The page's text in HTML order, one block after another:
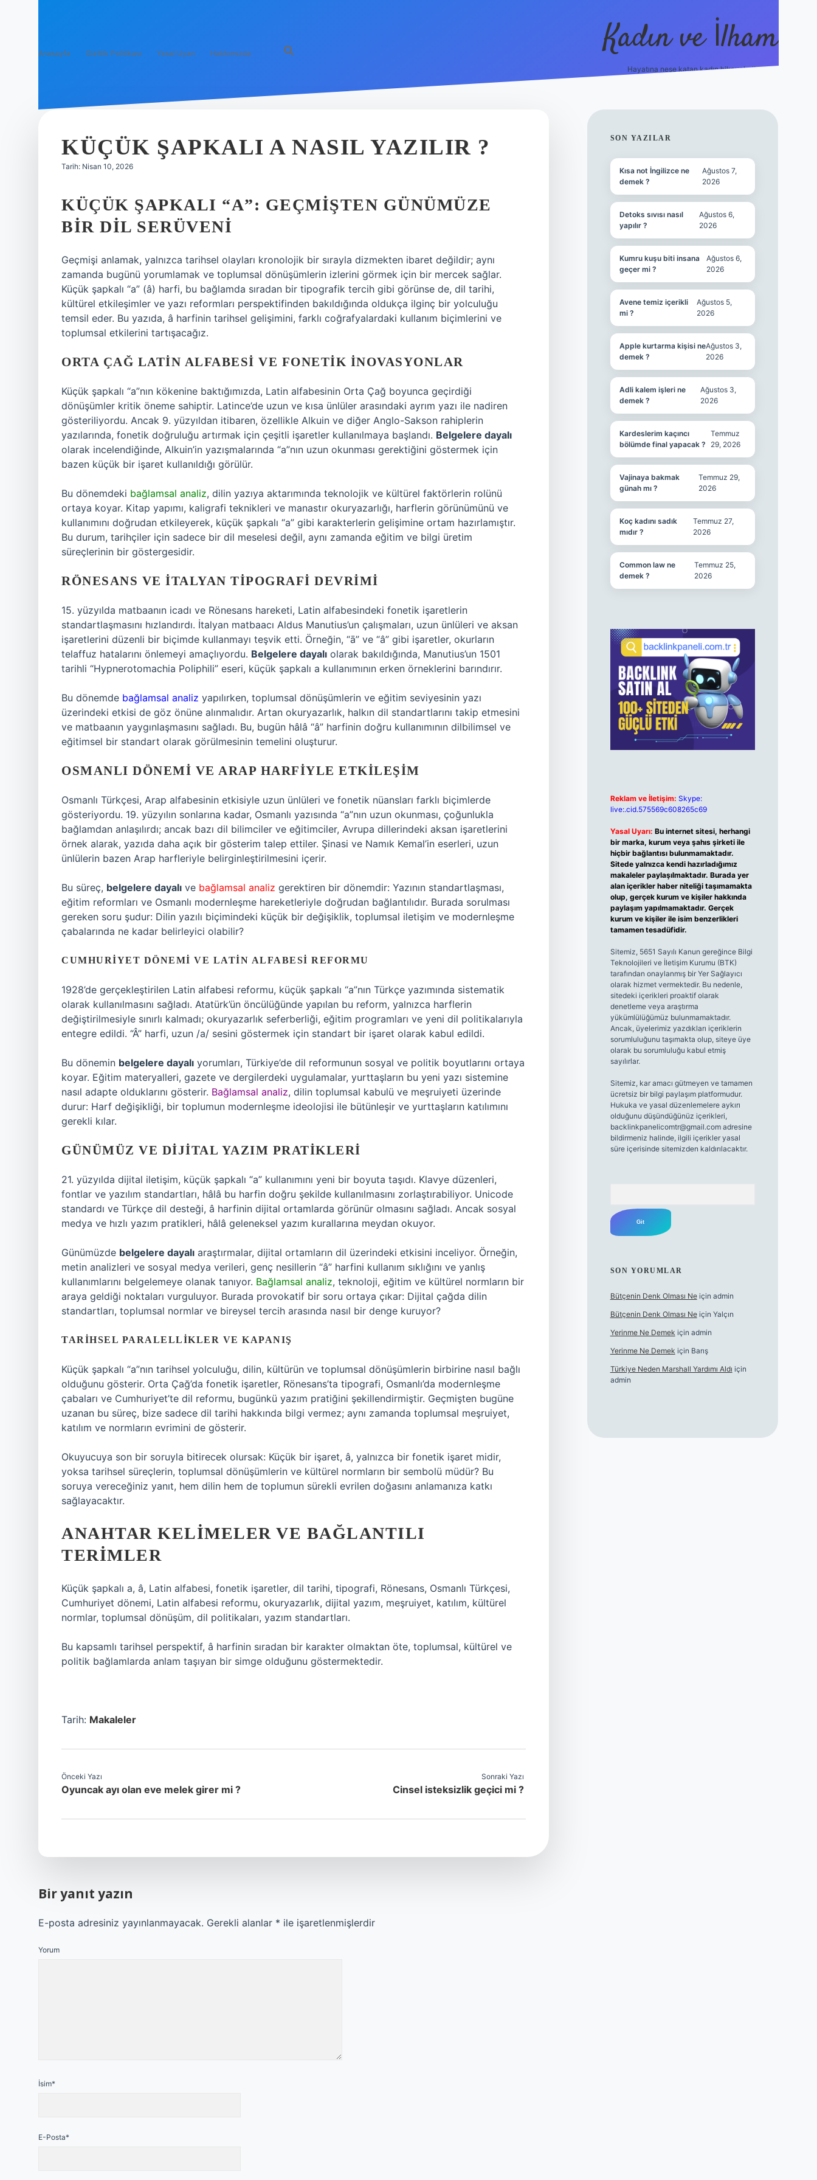
Anasayfa Gizlilik Politikası Yasal Uyarı Hakkımızda Kadın ve İlham
Hayatına neşe katan kadın hikayeleri!
KÜÇÜK ŞAPKALI A NASIL YAZILIR ?
Tarih: Nisan 10, 2026
KÜÇÜK ŞAPKALI “A”: GEÇMIŞTEN GÜNÜMÜZE
BIR DIL SERÜVENI
Geçmişi anlamak, yalnızca tarihsel olayları kronolojik bir sırayla dizmekten ibaret değildir; aynı
zamanda bugünü yorumlamak ve toplumsal dönüşümlerin izlerini görmek için bir mercek sağlar.
Küçük şapkalı “a” (â) harfi, bu bağlamda sıradan bir tipografik tercih gibi görünse de, dil tarihi,
kültürel etkileşimler ve yazı reformları perspektifinden bakıldığında oldukça ilginç bir yolculuğu
temsil eder. Bu yazıda, â harfinin tarihsel gelişimini, farklı coğrafyalardaki kullanım biçimlerini ve
toplumsal etkilerini tartışacağız.
ORTA ÇAĞ LATIN ALFABESI VE FONETIK İNOVASYONLAR
Küçük şapkalı “a”nın kökenine baktığımızda, Latin alfabesinin Orta Çağ boyunca geçirdiği
dönüşümler kritik öneme sahiptir. Latince’de uzun ve kısa ünlüler arasındaki ayrım yazı ile nadiren
gösteriliyordu. Ancak 9. yüzyıldan itibaren, özellikle Alkuin ve diğer Anglo-Sakson rahiplerin
yazılarında, fonetik doğruluğu artırmak için çeşitli işaretler kullanılmaya başlandı. Belgelere dayalı
olarak incelendiğinde, Alkuin’in yazışmalarında “a”nın uzun okunması gerektiğini göstermek için
bazen küçük bir işaret kullanıldığı görülür.
Bu dönemdeki bağlamsal analiz, dilin yazıya aktarımında teknolojik ve kültürel faktörlerin rolünü
ortaya koyar. Kitap yapımı, kaligrafi teknikleri ve manastır okuryazarlığı, harflerin görünümünü ve
kullanımını doğrudan etkileyerek, küçük şapkalı “a” gibi karakterlerin gelişimine ortam hazırlamıştır.
Bu durum, tarihçiler için sadece bir dil meselesi değil, aynı zamanda eğitim ve bilgi üretim
süreçlerinin bir göstergesidir.
RÖNESANS VE İTALYAN TIPOGRAFI DEVRIMI
15. yüzyılda matbaanın icadı ve Rönesans hareketi, Latin alfabesindeki fonetik işaretlerin
standartlaşmasını hızlandırdı. İtalyan matbaacı Aldus Manutius’un çalışmaları, uzun ünlüleri ve aksan
işaretlerini düzenli bir biçimde kullanmayı teşvik etti. Örneğin, “ā” ve “â” gibi işaretler, okurların
telaffuz hatalarını önlemeyi amaçlıyordu. Belgelere dayalı olarak bakıldığında, Manutius’un 1501
tarihli “Hypnerotomachia Poliphili” eseri, küçük şapkalı a kullanımının erken örneklerini barındırır.
Bu dönemde bağlamsal analiz yapılırken, toplumsal dönüşümlerin ve eğitim seviyesinin yazı
üzerindeki etkisi de göz önüne alınmalıdır. Artan okuryazarlık, halkın dil standartlarını takip etmesini
ve matbaanın yaygınlaşmasını sağladı. Bu, bugün hâlâ “â” harfinin doğru kullanımının dilbilimsel ve
eğitimsel bir standart olarak görülmesinin temelini oluşturur.
OSMANLI DÖNEMI VE ARAP HARFIYLE ETKILEŞIM
Osmanlı Türkçesi, Arap alfabesinin etkisiyle uzun ünlüleri ve fonetik nüansları farklı biçimlerde
gösteriyordu. 19. yüzyılın sonlarına kadar, Osmanlı yazısında “a”nın uzun okunması, çoğunlukla
bağlamdan anlaşılırdı; ancak bazı dil bilimciler ve eğitimciler, Avrupa dillerindeki aksan işaretlerini
örnek alarak, yazıda daha açık bir gösterim talep ettiler. Şinasi ve Namık Kemal’in eserleri, uzun
ünlülerin bazen Arap harfleriyle belirginleştirilmesini içerir.
Bu süreç, belgelere dayalı ve bağlamsal analiz gerektiren bir dönemdir: Yazının standartlaşması,
eğitim reformları ve Osmanlı modernleşme hareketleriyle doğrudan bağlantılıdır. Burada sorulması
gereken soru şudur: Dilin yazılı biçimindeki küçük bir değişiklik, toplumsal iletişim ve modernleşme
çabalarında ne kadar belirleyici olabilir?
CUMHURIYET DÖNEMI VE LATIN ALFABESI REFORMU
1928’de gerçekleştirilen Latin alfabesi reformu, küçük şapkalı “a”nın Türkçe yazımında sistematik
olarak kullanılmasını sağladı. Atatürk’ün öncülüğünde yapılan bu reform, yalnızca harflerin
değiştirilmesiyle sınırlı kalmadı; okuryazarlık seferberliği, eğitim programları ve yeni dil politikalarıyla
entegre edildi. “Â” harfi, uzun /a/ sesini göstermek için standart bir işaret olarak kabul edildi.
Bu dönemin belgelere dayalı yorumları, Türkiye’de dil reformunun sosyal ve politik boyutlarını ortaya
koyar. Eğitim materyalleri, gazete ve dergilerdeki uygulamalar, yurttaşların bu yeni yazı sistemine
nasıl adapte olduklarını gösterir. Bağlamsal analiz, dilin toplumsal kabulü ve meşruiyeti üzerinde
durur: Harf değişikliği, bir toplumun modernleşme ideolojisi ile bütünleşir ve yurttaşların katılımını
gerekli kılar.
GÜNÜMÜZ VE DIJITAL YAZIM PRATIKLERI
21. yüzyılda dijital iletişim, küçük şapkalı “a” kullanımını yeni bir boyuta taşıdı. Klavye düzenleri,
fontlar ve yazılım standartları, hâlâ bu harfin doğru şekilde kullanılmasını zorlaştırabiliyor. Unicode
standardı ve Türkçe dil desteği, â harfinin dijital ortamlarda görünür olmasını sağladı. Ancak sosyal
medya ve hızlı yazım pratikleri, hâlâ geleneksel yazım kurallarına meydan okuyor.
Günümüzde belgelere dayalı araştırmalar, dijital ortamların dil üzerindeki etkisini inceliyor. Örneğin,
metin analizleri ve sosyal medya verileri, genç nesillerin “â” harfini kullanım sıklığını ve yanlış
kullanımlarını belgelemeye olanak tanıyor. Bağlamsal analiz, teknoloji, eğitim ve kültürel normların bir
araya geldiği noktaları vurguluyor. Burada provokatif bir soru ortaya çıkar: Dijital çağda dilin
standartları, toplumsal normlar ve bireysel tercih arasında nasıl bir denge kuruyor?
TARIHSEL PARALELLIKLER VE KAPANIŞ
Küçük şapkalı “a”nın tarihsel yolculuğu, dilin, kültürün ve toplumsal dönüşümlerin birbirine nasıl bağlı
olduğunu gösterir. Orta Çağ’da fonetik işaretler, Rönesans’ta tipografi, Osmanlı’da modernleşme
çabaları ve Cumhuriyet’te dil reformu, bugünkü yazım pratiğini şekillendirmiştir. Geçmişten bugüne
uzanan bu süreç, bize sadece dil tarihi hakkında bilgi vermez; aynı zamanda toplumsal meşruiyet,
katılım ve normların evrimini de gösterir.
Okuyucuya son bir soruyla bitirecek olursak: Küçük bir işaret, â, yalnızca bir fonetik işaret midir,
yoksa tarihsel süreçlerin, toplumsal dönüşümlerin ve kültürel normların bir sembolü müdür? Bu
soruya vereceğiniz yanıt, hem dilin hem de toplumun sürekli evrilen doğasını anlamanıza katkı
sağlayacaktır.
ANAHTAR KELIMELER VE BAĞLANTILI
TERIMLER
Küçük şapkalı a, â, Latin alfabesi, fonetik işaretler, dil tarihi, tipografi, Rönesans, Osmanlı Türkçesi,
Cumhuriyet dönemi, Latin alfabesi reformu, okuryazarlık, dijital yazım, meşruiyet, katılım, kültürel
normlar, toplumsal dönüşüm, dil politikaları, yazım standartları.
Bu kapsamlı tarihsel perspektif, â harfinin sıradan bir karakter olmaktan öte, toplumsal, kültürel ve
politik bağlamlarda anlam taşıyan bir simge olduğunu göstermektedir.
Tarih: Makaleler
Önceki Yazı
Oyuncak ayı olan eve melek girer mi ?
Sonraki Yazı
Cinsel isteksizlik geçici mi ?
Bir yanıt yazın
E-posta adresiniz yayınlanmayacak. Gerekli alanlar * ile işaretlenmişlerdir
Yorum
İsim*
E-Posta*
SIDEBAR
SON YAZILAR
Kısa not İngilizce ne
demek ?
Ağustos 7,
2026
Detoks sıvısı nasıl
yapılır ?
Ağustos 6,
2026
Kumru kuşu biti insana
geçer mi ?
Ağustos 6,
2026
Avene temiz içerikli
mi ?
Ağustos 5,
2026
Apple kurtarma kişisi ne
demek ?
Ağustos 3,
2026
Adli kalem işleri ne
demek ?
Ağustos 3,
2026
Kardeslerim kaçıncı
bölümde final yapacak ?
Temmuz
29, 2026
Vajinaya bakmak
günah mı ?
Temmuz 29,
2026
Koç kadını sadık
mıdır ?
Temmuz 27,
2026
Common law ne
demek ?
Temmuz 25,
2026
Reklam ve İletişim: Skype:
live:.cid.575569c608265c69
Yasal Uyarı: Bu internet sitesi, herhangi
bir marka, kurum veya şahıs şirketi ile
hiçbir bağlantısı bulunmamaktadır.
Sitede yalnızca kendi hazırladığımız
makaleler paylaşılmaktadır. Burada yer
alan içerikler haber niteliği taşımamakta
olup, gerçek kurum ve kişiler hakkında
paylaşım yapılmamaktadır. Gerçek
kurum ve kişiler ile isim benzerlikleri
tamamen tesadüfidir.
Sitemiz, 5651 Sayılı Kanun gereğince Bilgi
Teknolojileri ve İletişim Kurumu (BTK)
tarafından onaylanmış bir Yer Sağlayıcı
olarak hizmet vermektedir. Bu nedenle,
sitedeki içerikleri proaktif olarak
denetleme veya araştırma
yükümlülüğümüz bulunmamaktadır.
Ancak, üyelerimiz yazdıkları içeriklerin
sorumluluğunu taşımakta olup, siteye üye
olarak bu sorumluluğu kabul etmiş
sayılırlar.
Sitemiz, kar amacı gütmeyen ve tamamen
ücretsiz bir bilgi paylaşım platformudur.
Hukuka ve yasal düzenlemelere aykırı
olduğunu düşündüğünüz içerikleri,
backlinkpanelicomtr@gmail.comadresine
bildirmeniz halinde, ilgili içerikler yasal
süre içerisinde sitemizden kaldırılacaktır.
SON YORUMLAR
Bütçenin Denk Olması Neiçin admin
Bütçenin Denk Olması Neiçin Yalçın
Yerinme Ne Demek için admin
Yerinme Ne Demek için Barış
Türkiye Neden Marshall Yardımı Aldı için
admin
ilbethiltonbet https://